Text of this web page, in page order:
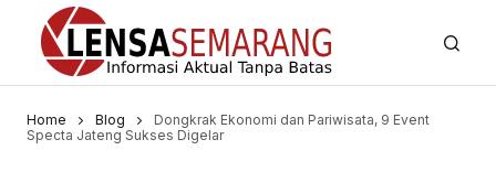
Home Blog
Dongkrak Ekonomi dan Pariwisata, 9 Event
Specta Jateng Sukses Digelar